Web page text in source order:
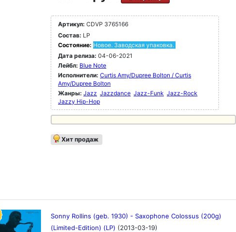
Артикул: CDVP 3765166
Состав: LP
Состояние: Новое. Заводская упаковка.
Дата релиза: 04-06-2021
Лейбл: Blue Note
Исполнители: Curtis Amy/Dupree Bolton / Curtis
Amy/Dupree Bolton
Жанры: Jazz Jazzdance Jazz-Funk Jazz-Rock
Jazzy Hip-Hop
Хит продаж
Sonny Rollins (geb. 1930) - Saxophone Colossus (200g)
(Limited-Edition) (LP) (2013-03-19)